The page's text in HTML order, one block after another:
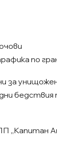
по
за
бедствия
„Капитан